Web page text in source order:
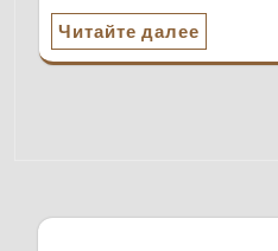
Читайте далее